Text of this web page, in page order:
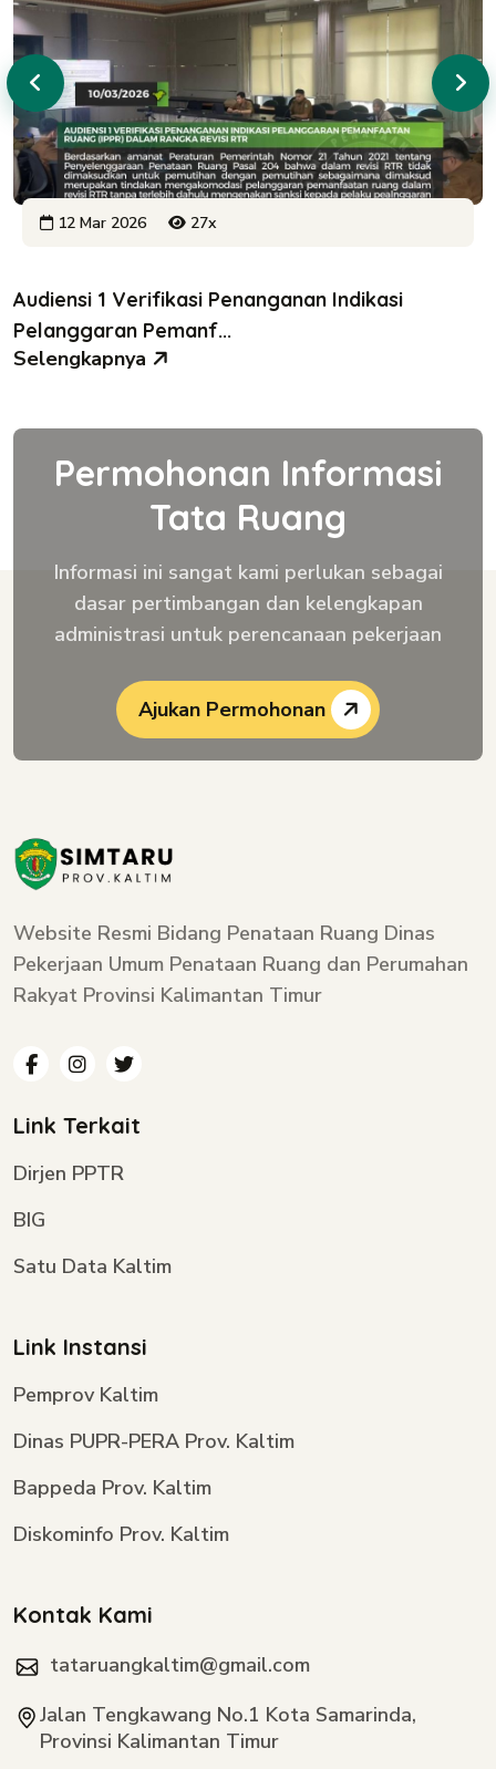
12 Mar 2026 27x
Audiensi 1 Verifikasi Penanganan Indikasi
Pelanggaran Pemanf...
Selengkapnya
Permohonan Informasi
Tata Ruang
Informasi ini sangat kami perlukan sebagai
dasar pertimbangan dan kelengkapan
administrasi untuk perencanaan pekerjaan
Ajukan Permohonan
Website Resmi Bidang Penataan Ruang Dinas
Pekerjaan Umum Penataan Ruang dan Perumahan
Rakyat Provinsi Kalimantan Timur
Link Terkait
Dirjen PPTR
BIG
Satu Data Kaltim
Link Instansi
Pemprov Kaltim
Dinas PUPR-PERA Prov. Kaltim
Bappeda Prov. Kaltim
Diskominfo Prov. Kaltim
Kontak Kami
tataruangkaltim@gmail.com
Jalan Tengkawang No.1 Kota Samarinda,
Provinsi Kalimantan Timur